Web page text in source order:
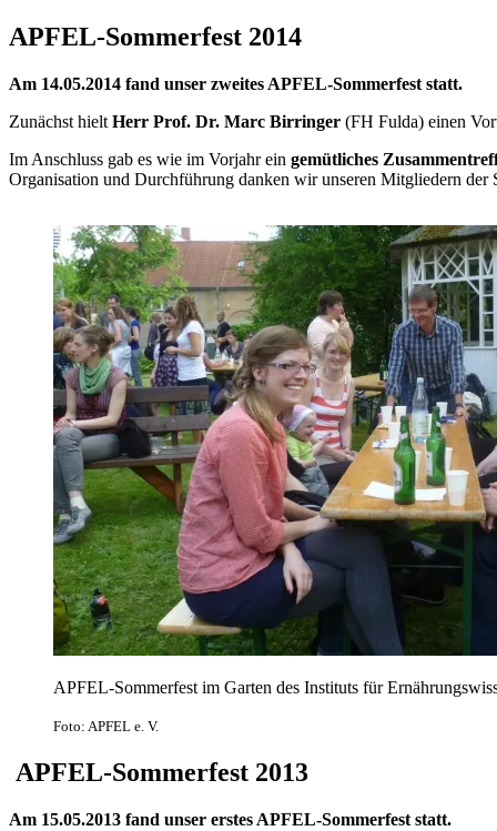
APFEL-Sommerfest 2014
Am 14.05.2014 fand unser zweites APFEL-Sommerfest statt.
Zunächst hielt Herr Prof. Dr. Marc Birringer (FH Fulda) einen
Im Anschluss gab es wie im Vorjahr ein gemütliches
Organisation und Durchführung danken wir unseren Mitgliedern der
APFEL-Sommerfest im Garten des Instituts für
Foto: APFEL e. V.
APFEL-Sommerfest 2013
Am 15.05.2013 fand unser erstes APFEL-Sommerfest statt.